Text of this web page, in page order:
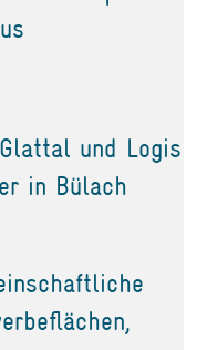
und Logis
in Bülach